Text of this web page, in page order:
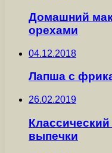
Домашний
орехами
04.12.2018
Лапша с
26.02.2019
выпечки